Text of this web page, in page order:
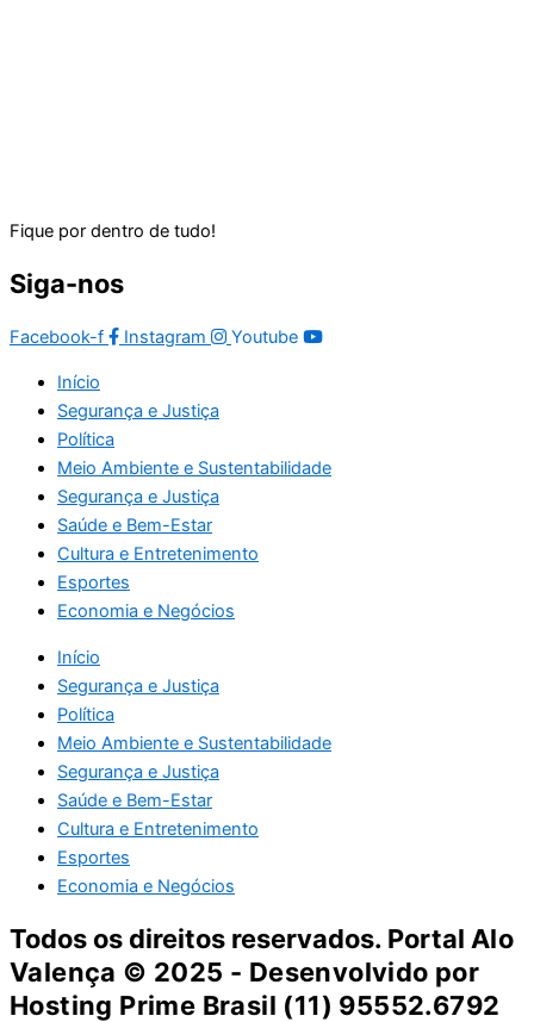
Fique por dentro de tudo!
Siga-nos
Facebook-f Instagram Youtube
Início
Segurança e Justiça
Política
Meio Ambiente e Sustentabilidade
Segurança e Justiça
Saúde e Bem-Estar
Cultura e Entretenimento
Esportes
Economia e Negócios
Início
Segurança e Justiça
Política
Meio Ambiente e Sustentabilidade
Segurança e Justiça
Saúde e Bem-Estar
Cultura e Entretenimento
Esportes
Economia e Negócios
Todos os direitos reservados. Portal Alo
Valença © 2025 - Desenvolvido por
Hosting Prime Brasil (11) 95552.6792